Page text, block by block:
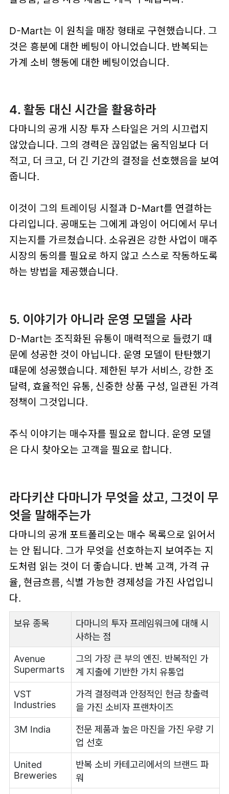
D-Mart는 이 원칙을 매장 형태로 구현했습니다. 그
것은 흥분에 대한 베팅이 아니었습니다. 반복되는
가계 소비 행동에 대한 베팅이었습니다.
4. 활동 대신 시간을 활용하라
다마니의 공개 시장 투자 스타일은 거의 시끄럽지
않았습니다. 그의 경력은 끊임없는 움직임보다 더
적고, 더 크고, 더 긴 기간의 결정을 선호했음을 보여
줍니다.
이것이 그의 트레이딩 시절과 D-Mart를 연결하는
다리입니다. 공매도는 그에게 과잉이 어디에서 무너
지는지를 가르쳤습니다. 소유권은 강한 사업이 매주
시장의 동의를 필요로 하지 않고 스스로 작동하도록
하는 방법을 제공했습니다.
5. 이야기가 아니라 운영 모델을 사라
D-Mart는 조직화된 유통이 매력적으로 들렸기 때
문에 성공한 것이 아닙니다. 운영 모델이 탄탄했기
때문에 성공했습니다. 제한된 부가 서비스, 강한 조
달력, 효율적인 유통, 신중한 상품 구성, 일관된 가격
정책이 그것입니다.
주식 이야기는 매수자를 필요로 합니다. 운영 모델
은 다시 찾아오는 고객을 필요로 합니다.
라다키샨 다마니가 무엇을 샀고, 그것이 무
엇을 말해주는가
다마니의 공개 포트폴리오는 매수 목록으로 읽어서
는 안 됩니다. 그가 무엇을 선호하는지 보여주는 지
도처럼 읽는 것이 더 좋습니다. 반복 고객, 가격 규
율, 현금흐름, 식별 가능한 경제성을 가진 사업입니
다.
보유 종목
다마니의 투자 프레임워크에 대해 시
사하는 점
Avenue
Supermarts
그의 가장 큰 부의 엔진. 반복적인 가
계 지출에 기반한 가치 유통업
VST
Industries
가격 결정력과 안정적인 현금 창출력
을 가진 소비자 프랜차이즈
3M India
전문 제품과 높은 마진을 가진 우량 기
업 선호
United
Breweries
반복 소비 카테고리에서의 브랜드 파
워